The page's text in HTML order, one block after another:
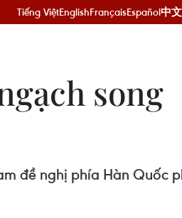
Tiếng ViệtEnglishFrançaisEspañol中文
song
đề nghị phía Hàn Quốc